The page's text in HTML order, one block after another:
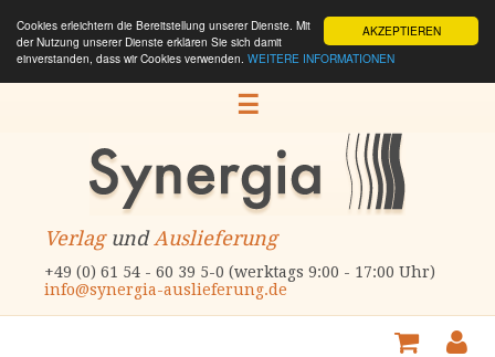
AKZEPTIEREN
Cookies erleichtern die Bereitstellung unserer Dienste. Mit
der Nutzung unserer Dienste erklären Sie sich damit
einverstanden, dass wir Cookies verwenden. WEITERE INFORMATIONEN
☰
VerlagundAuslieferung
+49 (0) 61 54 - 60 39 5-0 (werktags 9:00 - 17:00 Uhr)
info@synergia-auslieferung.de